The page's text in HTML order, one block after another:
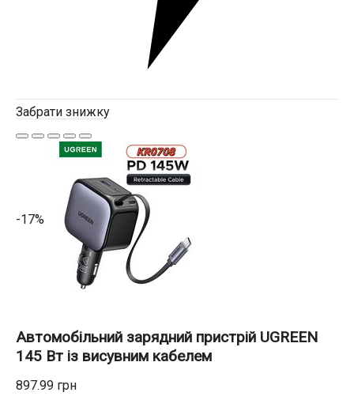
Забрати знижку
-17%
Автомобільний зарядний пристрій UGREEN
145 Вт із висувним кабелем
897.99 грн